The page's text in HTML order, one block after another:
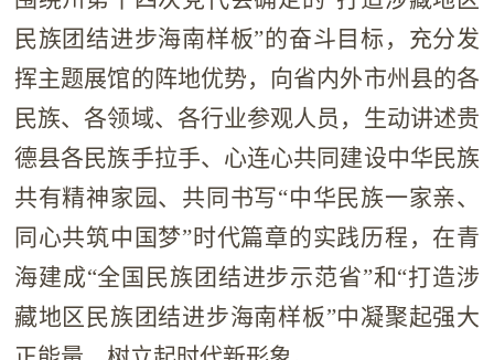
民族团结进步海南样板”的奋斗目标，充分发
挥主题展馆的阵地优势，向省内外市州县的各
民族、各领域、各行业参观人员，生动讲述贵
德县各民族手拉手、心连心共同建设中华民族
共有精神家园、共同书写“中华民族一家亲、
同心共筑中国梦”时代篇章的实践历程，在青
海建成“全国民族团结进步示范省”和“打造涉
藏地区民族团结进步海南样板”中凝聚起强大